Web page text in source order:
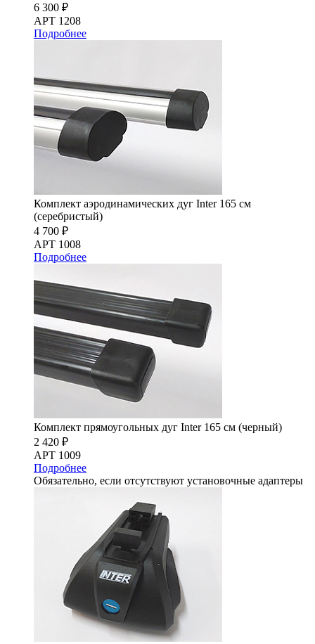
6 300 ₽
АРТ 1208
Подробнее
Комплект аэродинамических дуг Inter 165 см
(серебристый)
4 700 ₽
АРТ 1008
Подробнее
Комплект прямоугольных дуг Inter 165 см (черный)
2 420 ₽
АРТ 1009
Подробнее
Обязательно, если отсутствуют установочные адаптеры